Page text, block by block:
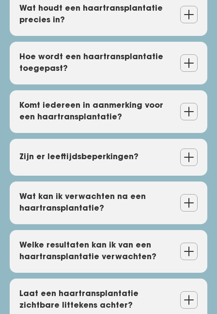
Wat houdt een haartransplantatie
precies in?
Wat houdt een
haartransplantatie precies
in?
Hoe wordt een haartransplantatie
toegepast?
Hoe wordt een
haartransplantatie
toegepast?
Komt iedereen in aanmerking voor
een haartransplantatie?
Komt iedereen in aanmerking
Zijn er leeftijdsbeperkingen?
Zijn er leeftijdsbeperkingen?
Wat kan ik verwachten na een
haartransplantatie?
Wat kan ik verwachten na
een haartransplantatie?
Welke resultaten kan ik van een
haartransplantatie verwachten?
Welke resultaten kan ik van
een haartransplantatie
Laat een haartransplantatie
zichtbare littekens achter?